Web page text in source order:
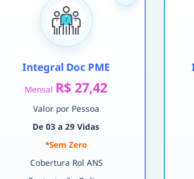
Integral Doc PME
Mensal R$ 27,42
Valor por Pessoa
De 03 a 29 Vidas
*Sem Zero
Cobertura Rol ANS